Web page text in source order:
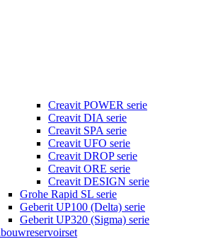
Creavit POWER serie
Creavit DIA serie
Creavit SPA serie
Creavit UFO serie
Creavit DROP serie
Creavit ORE serie
Creavit DESIGN serie
Grohe Rapid SL serie
Geberit UP100 (Delta) serie
Geberit UP320 (Sigma) serie